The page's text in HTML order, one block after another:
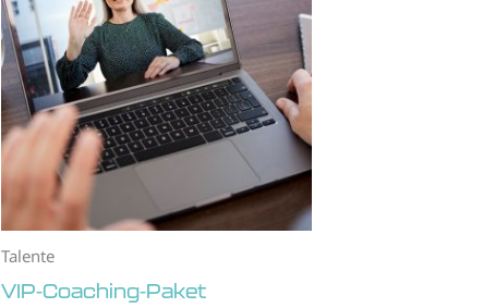
Talente
VIP-Coaching-Paket